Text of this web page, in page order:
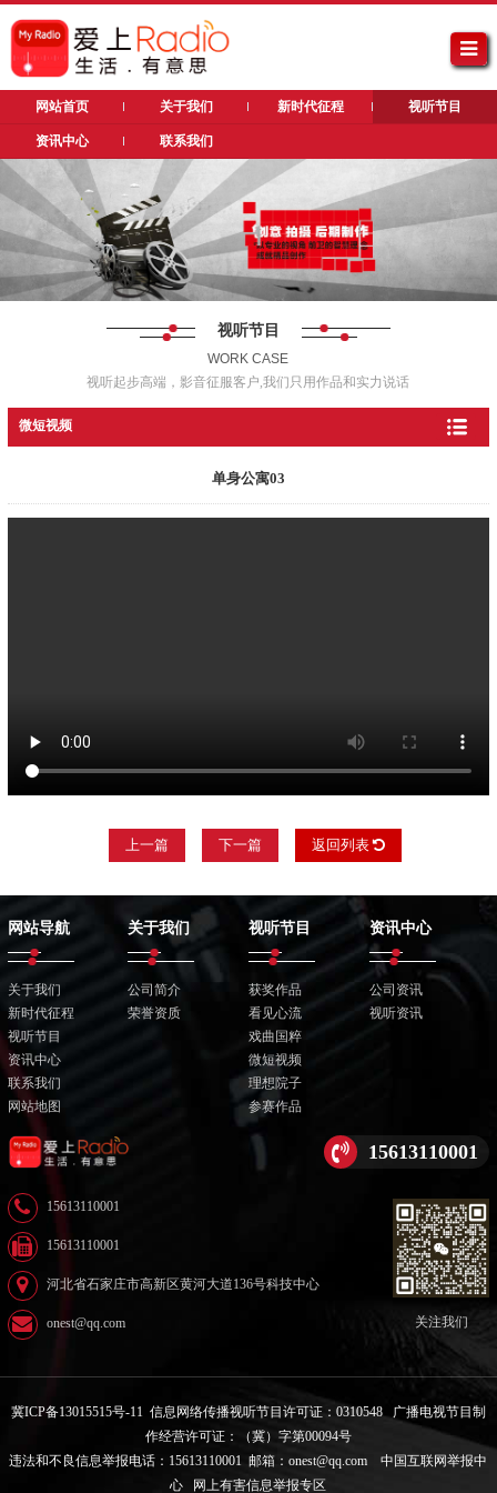
网站首页 关于我们 新时代征程 视听节目
资讯中心 联系我们
视听节目
WORK CASE
视听起步高端，影音征服客户,我们只用作品和实力说话
微短视频
单身公寓03
上一篇 下一篇 返回列表
网站导航
关于我们
新时代征程
视听节目
资讯中心
联系我们
网站地图
关于我们
公司简介
荣誉资质
视听节目
获奖作品
看见心流
戏曲国粹
微短视频
理想院子
参赛作品
资讯中心
公司资讯
视听资讯
15613110001
15613110001
15613110001
河北省石家庄市高新区黄河大道136号科技中心
onest@qq.com 关注我们
冀ICP备13015515号-11 信息网络传播视听节目许可证：0310548
广播电视节目制
作经营许可证：（冀）字第00094号
违法和不良信息举报电话：15613110001 邮箱：onest@qq.com中国互联网举报中
心
网上有害信息举报专区